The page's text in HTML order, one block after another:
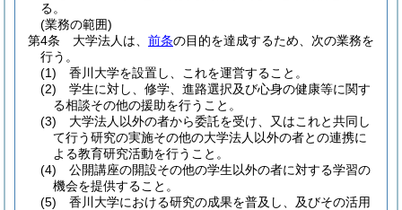
る。
(業務の範囲)
第4条
大学法人は、 前条の目的を達成するため、次の業務を
行う。
(1)
香川大学を設置し、これを運営すること。
(2)
学生に対し、修学、進路選択及び心身の健康等に関す
る相談その他の援助を行うこと。
(3)
大学法人以外の者から委託を受け、又はこれと共同し
て行う研究の実施その他の大学法人以外の者との連携に
よる教育研究活動を行うこと。
(4)
公開講座の開設その他の学生以外の者に対する学習の
機会を提供すること。
(5)
香川大学における研究の成果を普及し、及びその活用